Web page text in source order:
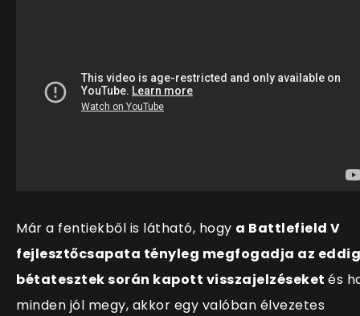
Már a fentiekből is látható, hogy a Battlefield V
fejlesztőcsapata tényleg megfogadja az
bétatesztek során kapott visszajelzéseket és
minden jól megy, akkor egy valóban élvezetes